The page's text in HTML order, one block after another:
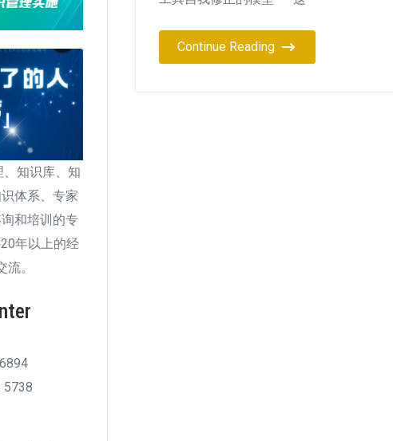
Continue Reading
、知识库、知
体系、专家
和培训的专
年以上的经
。
5738